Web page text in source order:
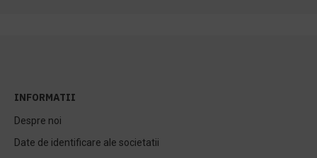
INFORMATII
Despre noi
Date de identificare ale societatii